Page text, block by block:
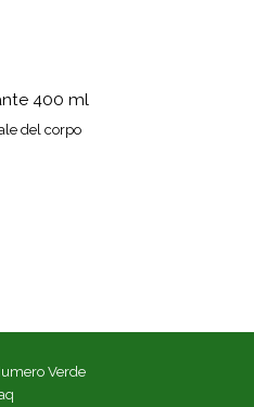
400 ml
del corpo
Verde